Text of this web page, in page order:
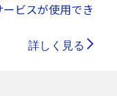
ビスが使用でき
詳しく見る